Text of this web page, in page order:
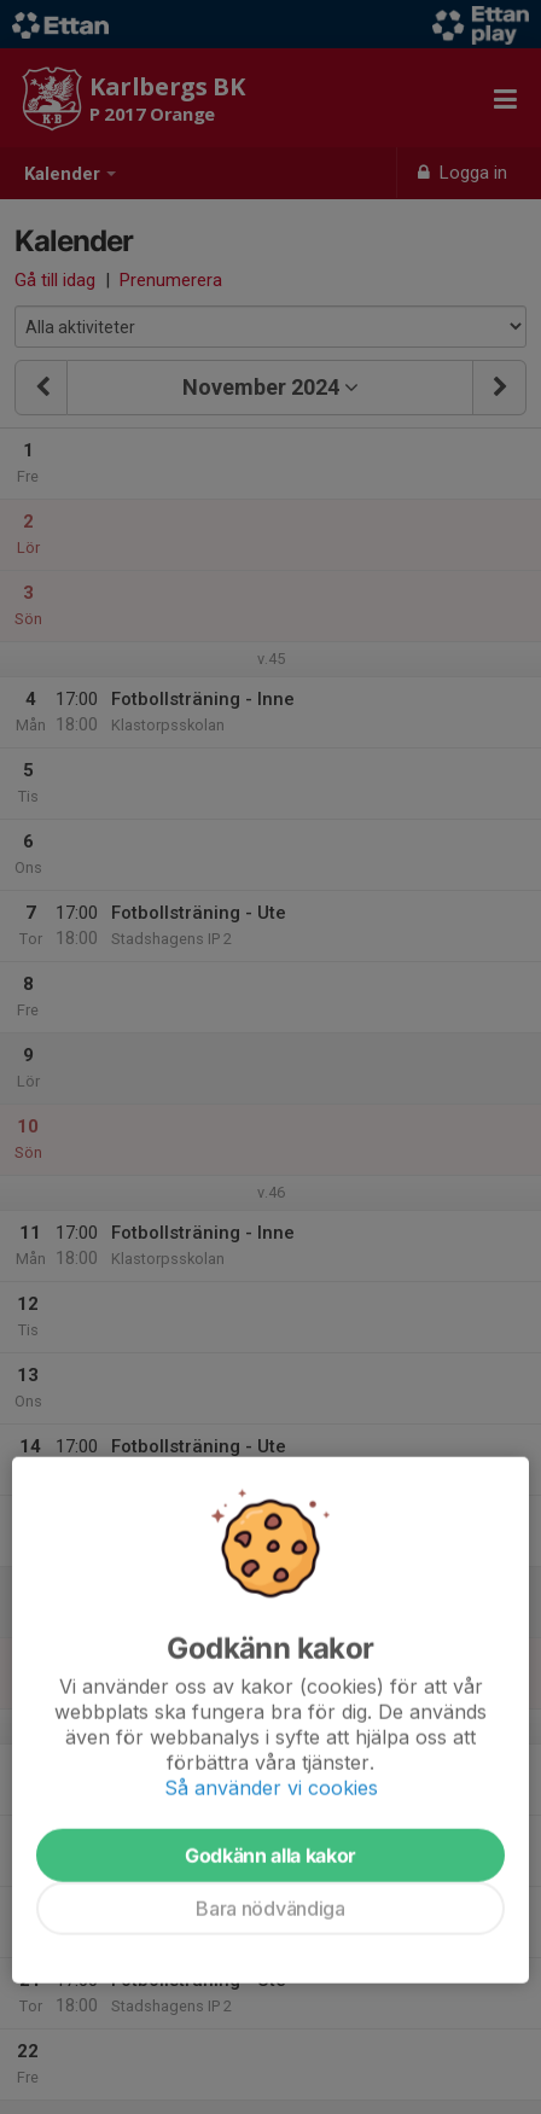
Kalender Logga in
Karlbergs BK
P 2017 Orange
Kalender
Gå till idag | Prenumerera
November 2024
1
Fre
2
Lör
3
Sön
v.45
4
Mån
17:00
18:00
Fotbollsträning - Inne
Klastorpsskolan
5
Tis
6
Ons
7
Tor
17:00
18:00
Fotbollsträning - Ute
Stadshagens IP 2
8
Fre
9
Lör
10
Sön
v.46
11
Mån
17:00
18:00
Fotbollsträning - Inne
Klastorpsskolan
12
Tis
13
Ons
14
17:00
Fotbollsträning - Ute
v.47
Fotbollsträning - Inne
Klastorpsskolan
Tis
21
Tor
17:00
18:00
Fotbollsträning - Ute
Stadshagens IP 2
22
Fre
Godkänn kakor
Vi använder oss av kakor (cookies) för att vår
webbplats ska fungera bra för dig. De används
även för webbanalys i syfte att hjälpa oss att
förbättra våra tjänster.
Så använder vi cookies
Godkänn alla kakor
Bara nödvändiga